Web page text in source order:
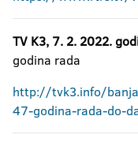
TV K3, 7. 2. 2022.
godina rada
http://tvk3.info/
47-godina-rada-do-